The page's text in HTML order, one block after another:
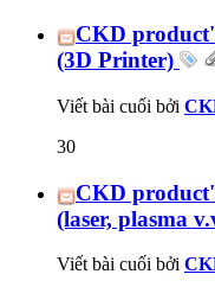
CKD
(3D Printer)
Viết bài cuối bởi
30
CKD
(laser, plasma
Viết bài cuối bởi